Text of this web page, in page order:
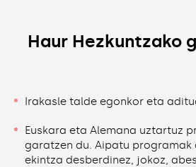
Haur Hezkuntzako
Irakasle talde egonkor eta
Euskara eta Alemana uztartuz
garatzen du. Aipatu programak
ekintza desberdinez, jokoz,